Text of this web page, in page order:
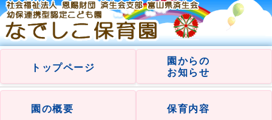
トップページ
園からの
お知らせ
園の概要 保育内容